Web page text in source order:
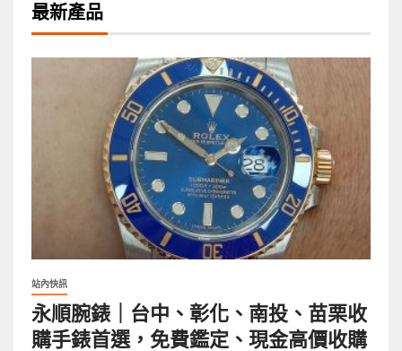
最新產品
站內快訊
永順腕錶｜台中、彰化、南投、苗栗收
購手錶首選，免費鑑定、現金高價收購